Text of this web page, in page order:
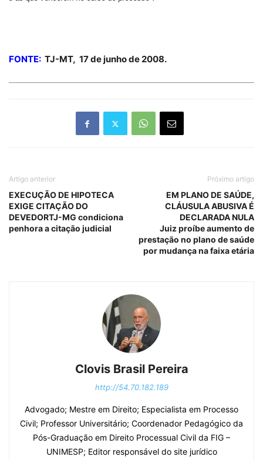
FONTE: TJ-MT, 17 de junho de 2008.
Artigo anterior
EXECUÇÃO DE HIPOTECA
EXIGE CITAÇÃO DO
DEVEDORTJ-MG condiciona
penhora a citação judicial
Próximo artigo
EM PLANO DE SAÚDE,
CLÁUSULA ABUSIVA É
DECLARADA NULA
Juiz proíbe aumento de
prestação no plano de saúde
por mudança na faixa etária
Clovis Brasil Pereira
http://54.70.182.189
Advogado; Mestre em Direito; Especialista em Processo
Civil; Professor Universitário; Coordenador Pedagógico da
Pós-Graduação em Direito Processual Civil da FIG –
UNIMESP; Editor responsável do site jurídico